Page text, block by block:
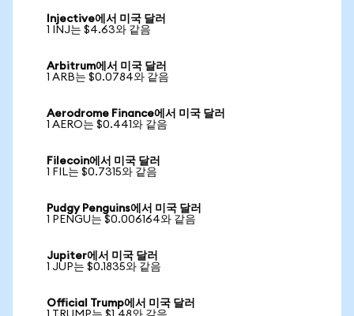
Injective에서 미국 달러
1 INJ는 $4.63와 같음
Arbitrum에서 미국 달러
1 ARB는 $0.0784와 같음
Aerodrome Finance에서 미국 달러
1 AERO는 $0.441와 같음
Filecoin에서 미국 달러
1 FIL는 $0.7315와 같음
Pudgy Penguins에서 미국 달러
1 PENGU는 $0.006164와 같음
Jupiter에서 미국 달러
1 JUP는 $0.1835와 같음
Official Trump에서 미국 달러